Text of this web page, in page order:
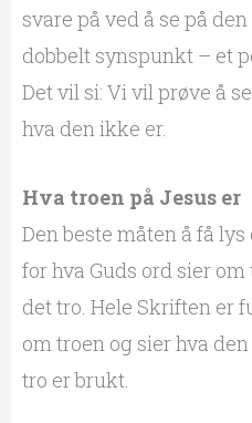
svare på ved å se på
dobbelt synspunkt – et
Det vil si: Vi vil prøve å
hva den ikke er.
Hva troen på Jesus er
Den beste måten å få
for hva Guds ord sier
det tro. Hele Skriften er
om troen og sier hva
tro er brukt.